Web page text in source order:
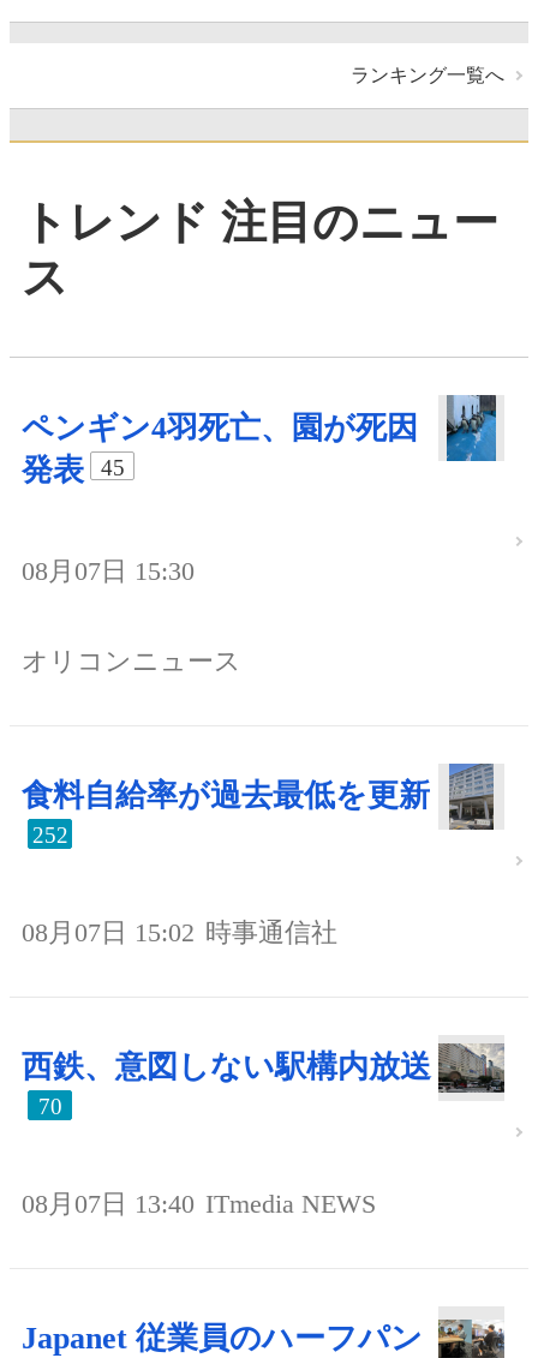
ランキング一覧へ
トレンド 注目のニュー
ス
ペンギン4羽死亡、園が死因
発表
45
08月07日 15:30
オリコンニュース
食料自給率が過去最低を更新
252
08月07日 15:02 時事通信社
西鉄、意図しない駅構内放送
70
08月07日 13:40 ITmedia NEWS
Japanet 従業員のハーフパン